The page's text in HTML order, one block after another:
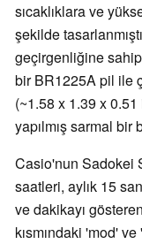
sıcaklıklara ve
şekilde
geçirgenliğine sahip
bir BR1225A pil ile
(~1.58 x 1.39 x
yapılmış sarmal
Casio'nun Sadokei
saatleri, aylık 15
ve dakikayı
kısmındaki 'mod'